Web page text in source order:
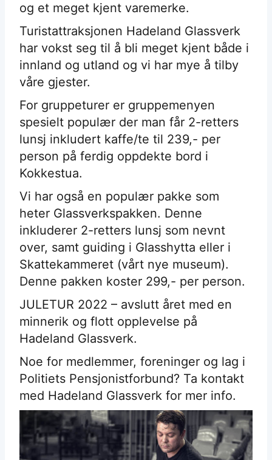
og et meget kjent varemerke.
Turistattraksjonen Hadeland Glassverk
har vokst seg til å bli meget kjent både i
innland og utland og vi har mye å tilby
våre gjester.
For gruppeturer er gruppemenyen
spesielt populær der man får 2-retters
lunsj inkludert kaffe/te til 239,- per
person på ferdig oppdekte bord i
Kokkestua.
Vi har også en populær pakke som
heter Glassverkspakken. Denne
inkluderer 2-retters lunsj som nevnt
over, samt guiding i Glasshytta eller i
Skattekammeret (vårt nye museum).
Denne pakken koster 299,- per person.
JULETUR 2022 – avslutt året med en
minnerik og flott opplevelse på
Hadeland Glassverk.
Noe for medlemmer, foreninger og lag i
Politiets Pensjonistforbund? Ta kontakt
med Hadeland Glassverk for mer info.